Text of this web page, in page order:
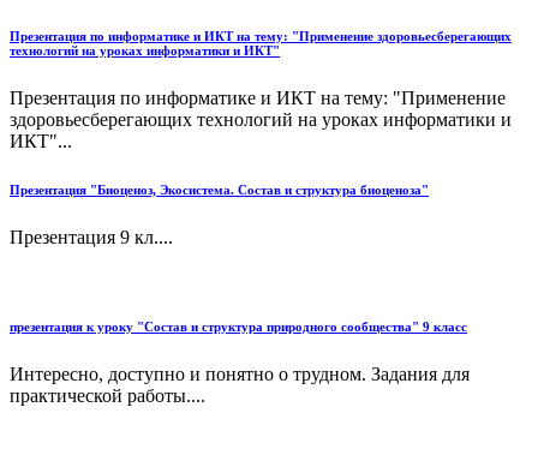
Презентация по информатике и ИКТ на тему: "Применение здоровьесберегающих
технологий на уроках информатики и ИКТ"
Презентация по информатике и ИКТ на тему: "Применение
здоровьесберегающих технологий на уроках информатики и
ИКТ"...
Презентация "Биоценоз, Экосистема. Состав и структура биоценоза"
Презентация 9 кл....
презентация к уроку "Состав и структура природного сообщества" 9 класс
Интересно, доступно и понятно о трудном. Задания для
практической работы....